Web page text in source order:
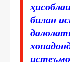
билан